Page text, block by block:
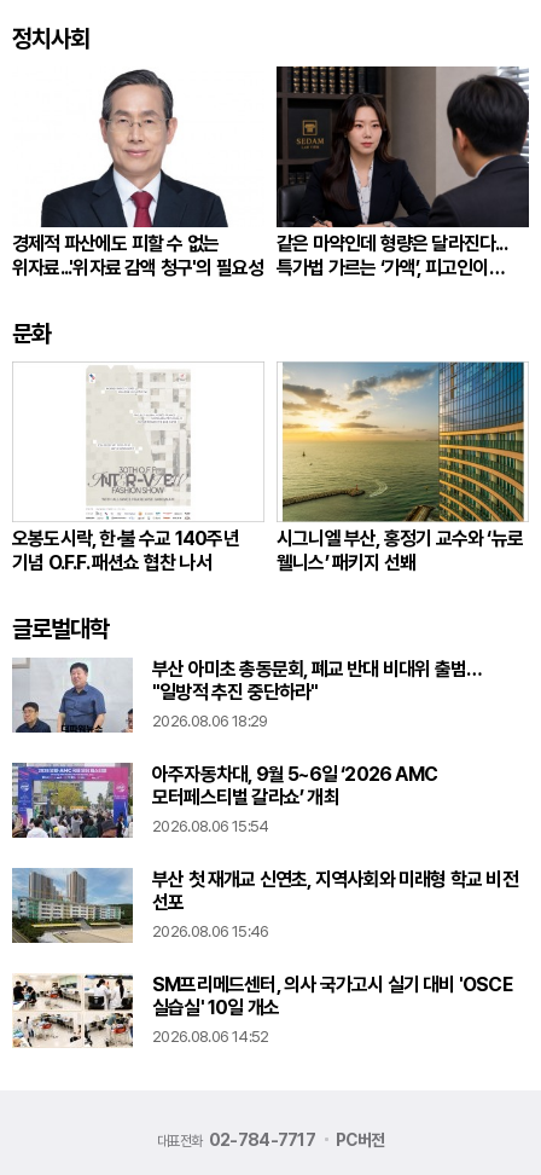
정치사회
경제적 파산에도 피할 수 없는
위자료...'위자료 감액 청구'의 필요성
같은 마약인데 형량은 달라진다...
특가법 가르는 ‘가액’, 피고인이
문화
오봉도시락, 한·불 수교 140주년
기념 O.F.F. 패션쇼 협찬 나서
시그니엘 부산, 홍정기 교수와 ‘뉴로
웰니스’ 패키지 선봬
글로벌대학
부산 아미초 총동문회, 폐교 반대 비대위 출범…
"일방적 추진 중단하라"
2026.08.06 18:29
아주자동차대, 9월 5~6일 ‘2026 AMC
모터페스티벌 갈라쇼’ 개최
2026.08.06 15:54
부산 첫 재개교 신연초, 지역사회와 미래형 학교 비전
선포
2026.08.06 15:46
SM프리메드센터, 의사 국가고시 실기 대비 'OSCE
실습실' 10일 개소
2026.08.06 14:52
대표전화 02-784-7717 PC버전